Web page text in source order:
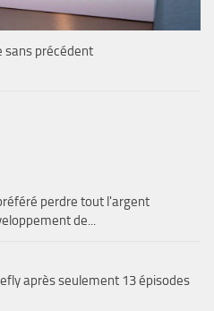
sans précédent
perdre tout l'argent
de...
après seulement 13 épisodes